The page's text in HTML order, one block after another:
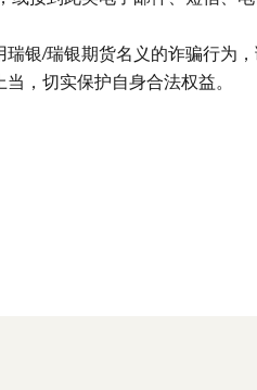
银/瑞银期货名义的诈骗行为
，切实保护自身合法权益。